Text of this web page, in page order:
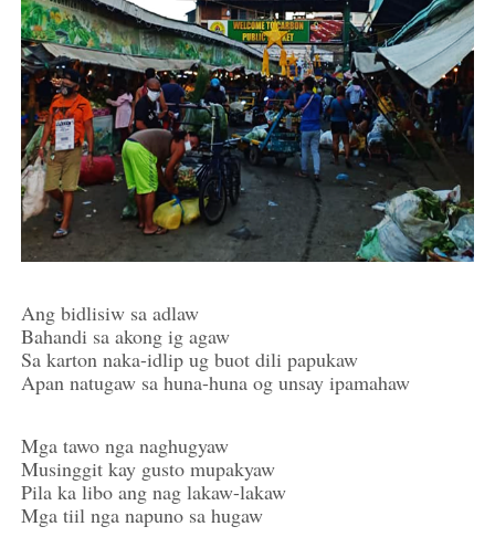
Ang bidlisiw sa adlaw
Bahandi sa akong ig agaw
Sa karton naka-idlip ug buot dili papukaw
Apan natugaw sa huna-huna og unsay ipamahaw
Mga tawo nga naghugyaw
Musinggit kay gusto mupakyaw
Pila ka libo ang nag lakaw-lakaw
Mga tiil nga napuno sa hugaw